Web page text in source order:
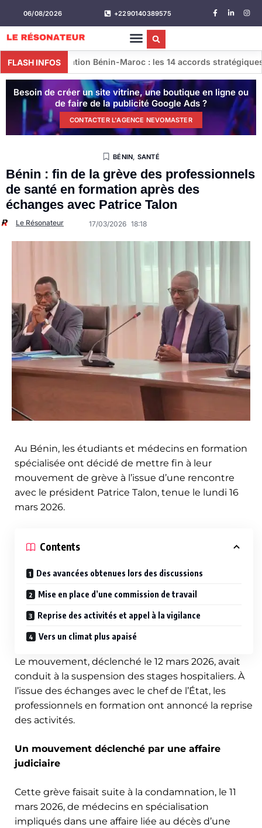
06/08/2026 +2290140389575
FLASH INFOS
Bénin-Maroc : les 14 accords stratégiques conclus lors de
Besoin de créer un site vitrine, une boutique en ligne ou
de faire de la publicité Google Ads ?
CONTACTER L'AGENCE NEVOMASTER
BÉNIN SANTÉ
Bénin : fin de la grève des professionnels
de santé en formation après des
échanges avec Patrice Talon
Le Résonateur 17/03/2026 18:18
Au Bénin, les étudiants et médecins en formation
spécialisée ont décidé de mettre fin à leur
mouvement de grève à l’issue d’une rencontre
avec le président Patrice Talon, tenue le lundi 16
mars 2026.
Contents
Des avancées obtenues lors des discussions
Mise en place d’une commission de travail
Reprise des activités et appel à la vigilance
Vers un climat plus apaisé
Le mouvement, déclenché le 12 mars 2026, avait
conduit à la suspension des stages hospitaliers. À
l’issue des échanges avec le chef de l’État, les
professionnels en formation ont annoncé la reprise
des activités.
Un mouvement déclenché par une affaire
judiciaire
Cette grève faisait suite à la condamnation, le 11
mars 2026, de médecins en spécialisation
impliqués dans une affaire liée au décès d’une